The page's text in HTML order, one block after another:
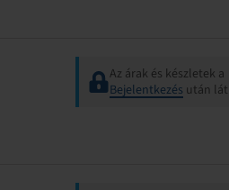
Az árak és készletek a
Bejelentkezés után